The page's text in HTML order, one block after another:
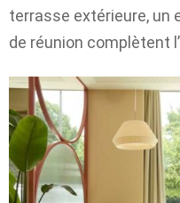
terrasse extérieure, un
de réunion complètent